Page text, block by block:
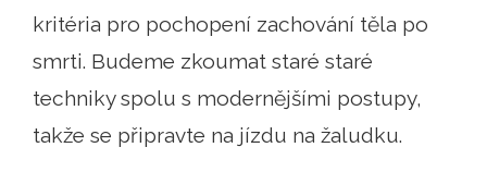
kritéria pro pochopení zachování těla po
smrti. Budeme zkoumat staré staré
techniky spolu s modernějšími postupy,
takže se připravte na jízdu na žaludku.